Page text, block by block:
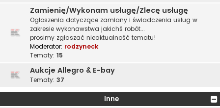
Zamienię/Wykonam usługę/Zlecę usługę
Ogłoszenia dotyczące zamiany i świadczenia usług w
zakresie wykonawstwa jakichś robót...
prosimy zgłaszać nieaktualność tematu!
Moderator: rodzyneck
Tematy: 15
Aukcje Allegro & E-bay
Tematy: 37
Inne